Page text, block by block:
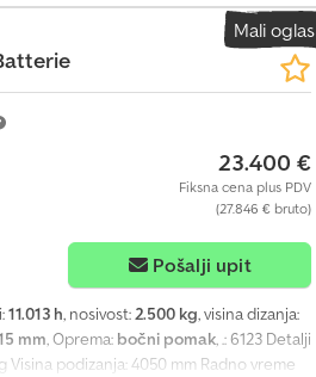
VISINA JARBOOLA U SPUŠTENOM
1300 mm TIP GUMA: Punjene
2023 Prazna težina: 4.808 kg
nema Cena: na upit
Mali oglas
23.400 €
Fiksna cena plus PDV
(27.846 € bruto)
Pošalji upit
11.013 h, nosivost:2.500 kg, visina dizanja:
mm, Oprema: bočni pomak, .: 6123 Detalji
podizanja: 4050 mm Radno vreme